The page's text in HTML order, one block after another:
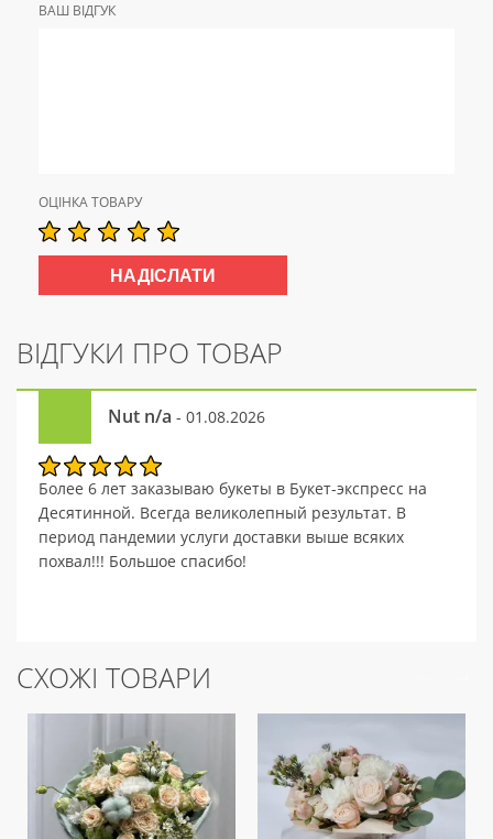
ВАШ ВІДГУК
ОЦІНКА ТОВАРУ
ВІДГУКИ ПРО ТОВАР
Nut n/a - 01.08.2026
Более 6 лет заказываю букеты в Букет-экспресс на
Десятинной. Всегда великолепный результат. В
период пандемии услуги доставки выше всяких
похвал!!! Большое спасибо!
СХОЖІ ТОВАРИ